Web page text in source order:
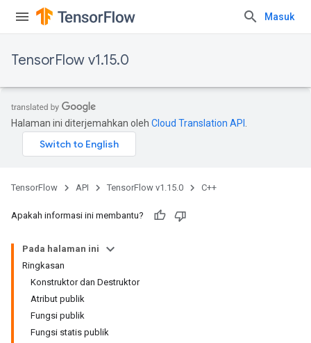
Masuk
TensorFlow v1.15.0
Halaman ini diterjemahkan oleh Cloud Translation API
TensorFlow API TensorFlow v1.15.0 C++
Apakah informasi ini membantu?
Pada halaman ini
Ringkasan
Konstruktor dan Destruktor
Atribut publik
Fungsi publik
Fungsi statis publik